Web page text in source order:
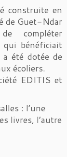
construite en
de Guet-Ndar
compléter
qui bénéficiait
été dotée de
écoliers.
EDITIS et
: l’une
livres, l’autre